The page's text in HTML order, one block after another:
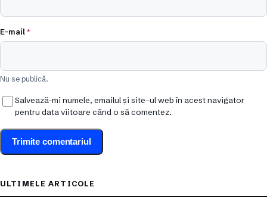
E-mail*
Nu se publică.
Salvează-mi numele, emailul și site-ul web în acest navigator
pentru data viitoare când o să comentez.
ULTIMELE ARTICOLE